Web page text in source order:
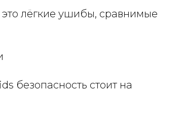
лёгкие ушибы, сравнимые
безопасность стоит на